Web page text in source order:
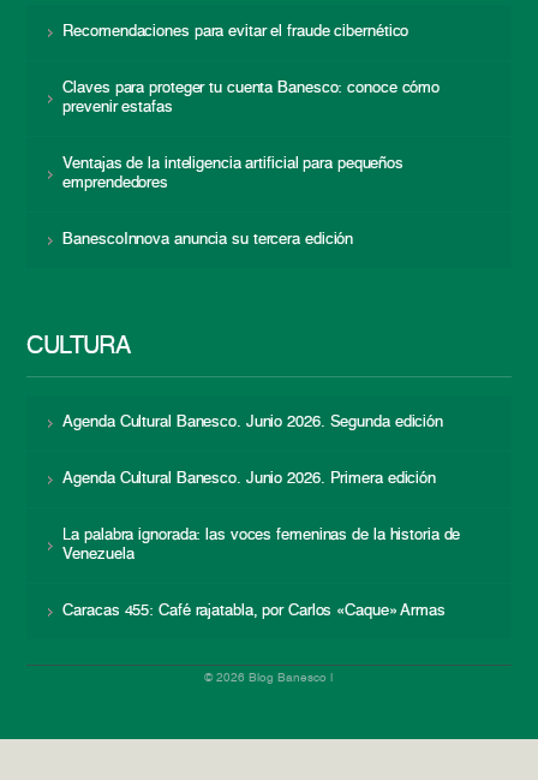
Recomendaciones para evitar el fraude cibernético
Claves para proteger tu cuenta Banesco: conoce cómo
prevenir estafas
Ventajas de la inteligencia artificial para pequeños
emprendedores
BanescoInnova anuncia su tercera edición
CULTURA
Agenda Cultural Banesco. Junio 2026. Segunda edición
Agenda Cultural Banesco. Junio 2026. Primera edición
La palabra ignorada: las voces femeninas de la historia de
Venezuela
Caracas 455: Café rajatabla, por Carlos «Caque» Armas
© 2026 Blog Banesco |